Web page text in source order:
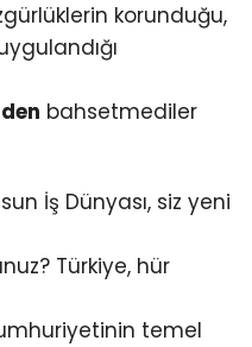
korunduğu,
bahsetmediler
İş Dünyası, siz yeni
Türkiye, hür
temel